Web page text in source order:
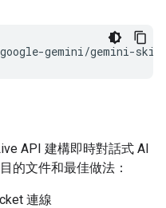
gemini/gemini-
API 建構即時對話式 AI
的文件和最佳做法：
連線